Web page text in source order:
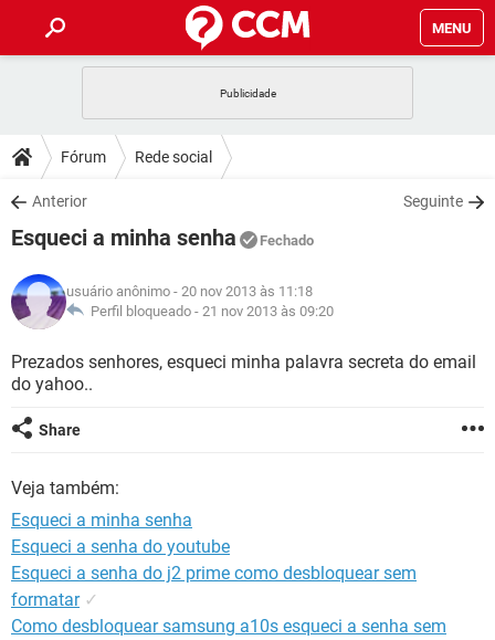
MENU
CELULAR
OUTLOOK
INSTAGRAM GMAIL
GUIA DE COMPRAS
DICAS
JOGOS
INSTAGRAM GMAIL
GUIA DE COMPRAS
DOWNLOADS
JOGOS WHATSAPP
CELULAR
OUTLOOK EXCEL
INSTAGRAM
GUIA DE COMPRAS
FÓRUM
JOGOS WHATSAPP
CELULAR
OUTLOOK EXCEL
GLOSSÁRIO
JOGOS WHATSAPP
CELULAR
OUTLOOK
GUIA DE COMPRAS
Fórum Rede social
Anterior Seguinte
Esqueci a minha senha Fechado
usuário anônimo - 20 nov 2013 às 11:18
Perfil bloqueado - 21 nov 2013 às 09:20
Prezados senhores, esqueci minha palavra secreta do email
do yahoo..
Share
Veja também:
Esqueci a minha senha
Esqueci a senha do youtube
Esqueci a senha do j2 prime como desbloquear sem
formatar ✓
Como desbloquear samsung a10s esqueci a senha sem